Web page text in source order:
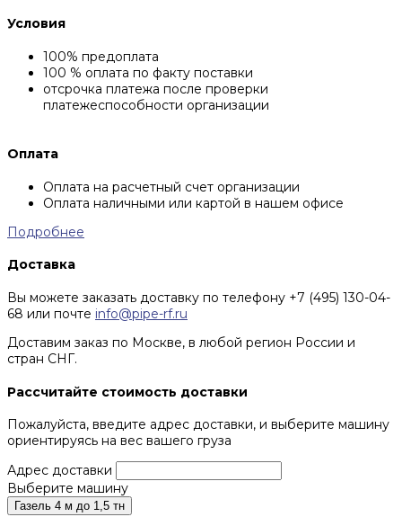
Условия
100% предоплата
100 % оплата по факту поставки
отсрочка платежа после проверки
платежеспособности организации
Оплата
Оплата на расчетный счет организации
Оплата наличными или картой в нашем офисе
Подробнее
Доставка
Вы можете заказать доставку по телефону +7 (495) 130-04-
68 или почте info@pipe-rf.ru
Доставим заказ по Москве, в любой регион России и
стран СНГ.
Рассчитайте стоимость доставки
Пожалуйста, введите адрес доставки, и выберите машину
ориентируясь на вес вашего груза
Адрес доставки
Выберите машину
Газель 4 м до 1,5 тн